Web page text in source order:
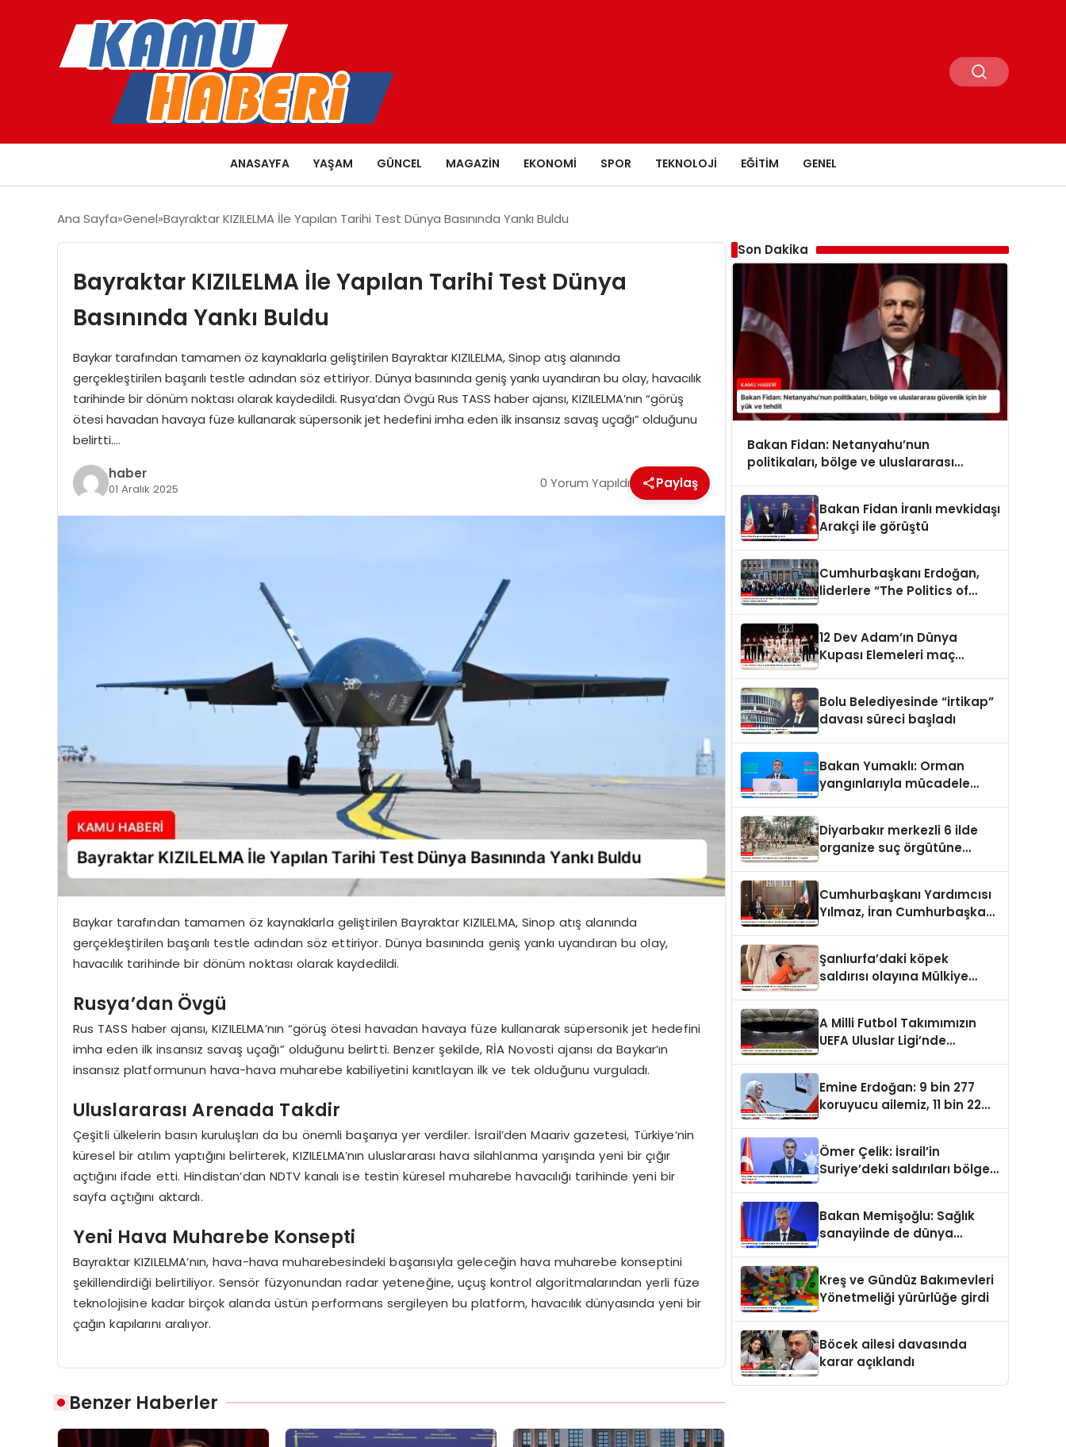
ANASAYFA YAŞAM GÜNCEL MAGAZIN EKONOMI SPOR TEKNOLOJI EĞITIM GENEL
Ana Sayfa Genel Bayraktar KIZILELMA İle Yapılan Tarihi Test Dünya Basınında Yankı Buldu
Bayraktar KIZILELMA İle Yapılan Tarihi Test Dünya
Basınında Yankı Buldu
Baykar tarafından tamamen öz kaynaklarla geliştirilen Bayraktar KIZILELMA, Sinop atış alanında
gerçekleştirilen başarılı testle adından söz ettiriyor. Dünya basınında geniş yankı uyandıran bu olay, havacılık
tarihinde bir dönüm noktası olarak kaydedildi. Rusya’dan Övgü Rus TASS haber ajansı, KIZILELMA’nın “görüş
ötesi havadan havaya füze kullanarak süpersonik jet hedefini imha eden ilk insansız savaş uçağı” olduğunu
belirtti….
haber
01 Aralık 2025 0 Yorum Yapıldı Paylaş
Baykar tarafından tamamen öz kaynaklarla geliştirilen Bayraktar KIZILELMA, Sinop atış alanında
gerçekleştirilen başarılı testle adından söz ettiriyor. Dünya basınında geniş yankı uyandıran bu olay,
havacılık tarihinde bir dönüm noktası olarak kaydedildi.
Rusya’dan Övgü
Rus TASS haber ajansı, KIZILELMA’nın “görüş ötesi havadan havaya füze kullanarak süpersonik jet hedefini
imha eden ilk insansız savaş uçağı” olduğunu belirtti. Benzer şekilde, RİA Novosti ajansı da Baykar’ın
insansız platformunun hava-hava muharebe kabiliyetini kanıtlayan ilk ve tek olduğunu vurguladı.
Uluslararası Arenada Takdir
Çeşitli ülkelerin basın kuruluşları da bu önemli başarıya yer verdiler. İsrail’den Maariv gazetesi, Türkiye’nin
küresel bir atılım yaptığını belirterek, KIZILELMA’nın uluslararası hava silahlanma yarışında yeni bir çığır
açtığını ifade etti. Hindistan’dan NDTV kanalı ise testin küresel muharebe havacılığı tarihinde yeni bir
sayfa açtığını aktardı.
Yeni Hava Muharebe Konsepti
Bayraktar KIZILELMA’nın, hava-hava muharebesindeki başarısıyla geleceğin hava muharebe konseptini
şekillendirdiği belirtiliyor. Sensör füzyonundan radar yeteneğine, uçuş kontrol algoritmalarından yerli füze
teknolojisine kadar birçok alanda üstün performans sergileyen bu platform, havacılık dünyasında yeni bir
çağın kapılarını aralıyor.
Benzer Haberler
Son Dakika
Bakan Fidan: Netanyahu’nun
politikaları, bölge ve uluslararası
Bakan Fidan İranlı mevkidaşı
Arakçi ile görüştü
Cumhurbaşkanı Erdoğan,
liderlere “The Politics of
takdim etti
12 Dev Adam’ın Dünya
Kupası Elemeleri maç
Bolu Belediyesinde “irtikap”
davası süreci başladı
Bakan Yumaklı: Orman
yangınlarıyla mücadele
Diyarbakır merkezli 6 ilde
organize suç örgütüne
Cumhurbaşkanı Yardımcısı
Yılmaz, İran Cumhurbaşkanı
Şanlıurfa’daki köpek
saldırısı olayına Mülkiye
A Milli Futbol Takımımızın
UEFA Uluslar Ligi’nde
Emine Erdoğan: 9 bin 277
koruyucu ailemiz, 11 bin 22
Ömer Çelik: İsrail’in
Suriye’deki saldırıları bölge
Bakan Memişoğlu: Sağlık
sanayiinde de dünya
Kreş ve Gündüz Bakımevleri
Yönetmeliği yürürlüğe girdi
Böcek ailesi davasında
karar açıklandı